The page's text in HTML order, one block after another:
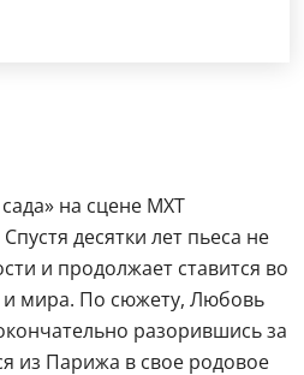
на сцене МХТ
десятки лет пьеса не
и продолжает ставится во
и мира. По сюжету, Любовь
разорившись за
из Парижа в свое родовое